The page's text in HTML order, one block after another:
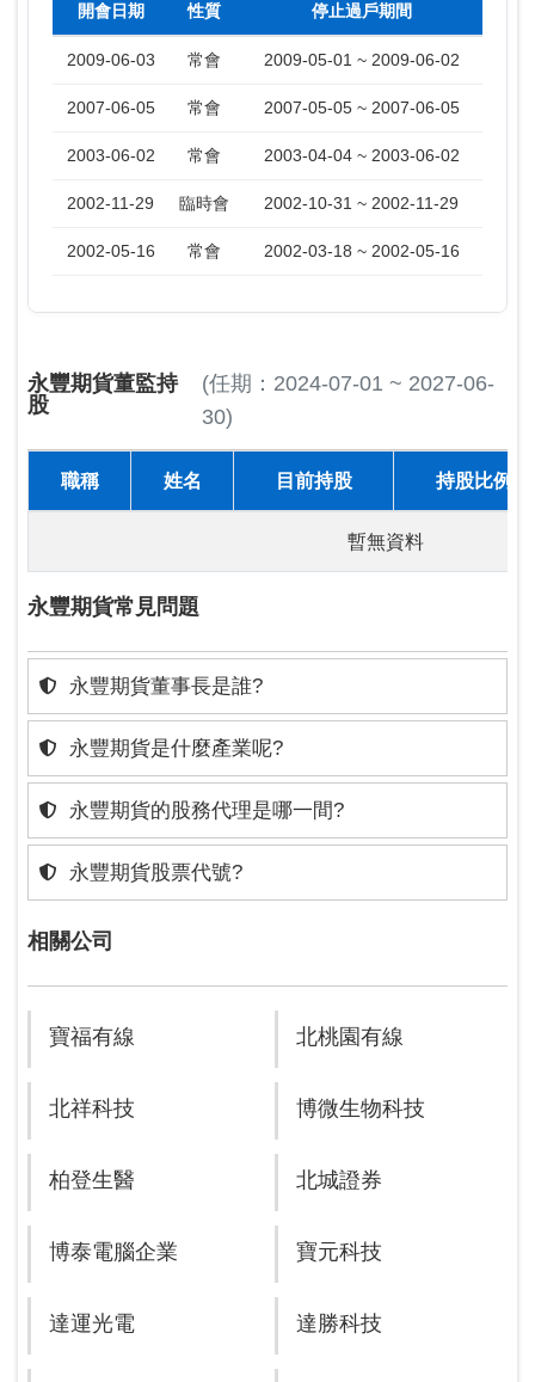
開會日期 性質 停止過戶期間
2009-06-03 常會 2009-05-01 ~ 2009-06-02
2007-06-05 常會 2007-05-05 ~ 2007-06-05
2003-06-02 常會 2003-04-04 ~ 2003-06-02
2002-11-29 臨時會 2002-10-31 ~ 2002-11-29
2002-05-16 常會 2002-03-18 ~ 2002-05-16
永豐期貨董監持
股
(任期：2024-07-01 ~ 2027-06-
30)
職稱 姓名 目前持股 持股比例
暫無資料
永豐期貨常見問題
永豐期貨董事長是誰?
永豐期貨是什麼產業呢?
永豐期貨的股務代理是哪一間?
永豐期貨股票代號?
相關公司
寶福有線 北桃園有線
北祥科技 博微生物科技
柏登生醫 北城證券
博泰電腦企業 寶元科技
達運光電 達勝科技